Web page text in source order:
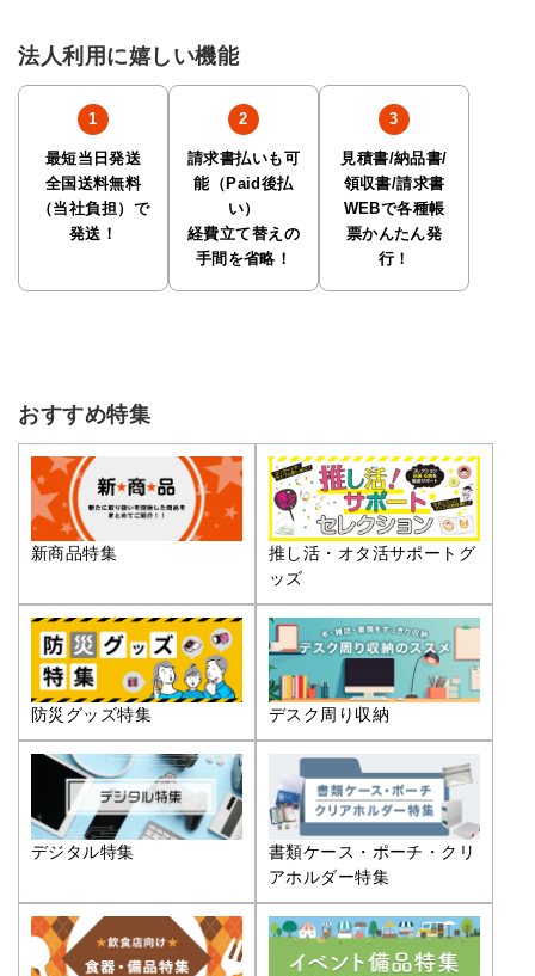
法人利用に嬉しい機能
最短当日発送
全国送料無料
（当社負担）で
発送！
請求書払いも可
能（Paid後払
い）
経費立て替えの
手間を省略！
見積書/納品書/
領収書/請求書
WEBで各種帳
票かんたん発
行！
おすすめ特集
新商品特集
推し活・オタ活サポートグ
ッズ
防災グッズ特集 デスク周り収納
デジタル特集
書類ケース・ポーチ・クリ
アホルダー特集